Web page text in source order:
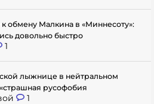
обмену Малкина в «Миннесоту»:
довольно быстро
1
лыжнице в нейтральном
русофобия
1